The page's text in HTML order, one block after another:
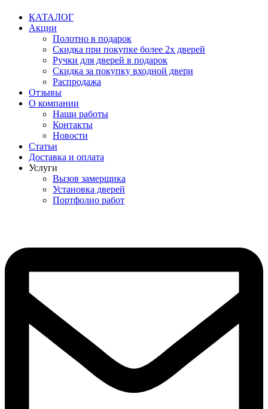
КАТАЛОГ
Акции
Полотно в подарок
Скидка при покупке более 2х дверей
Ручки для дверей в подарок
Скидка за покупку входной двери
Распродажа
Отзывы
О компании
Наши работы
Контакты
Новости
Статьи
Доставка и оплата
Услуги
Вызов замерщика
Установка дверей
Портфолио работ